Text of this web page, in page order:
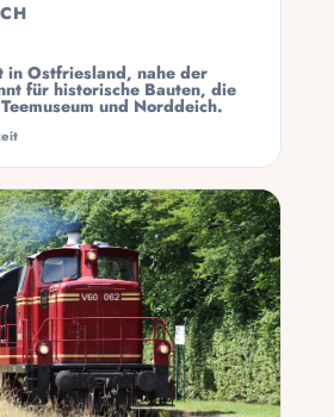
in Ostfriesland, nahe der
für historische Bauten, die
und Norddeich.